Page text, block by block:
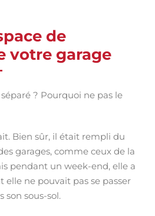
de
votre garage
? Pourquoi ne pas le
Bien sûr, il était rempli du
garages, comme ceux de la
pendant un week-end, elle a
elle ne pouvait pas se passer
son sous-sol.